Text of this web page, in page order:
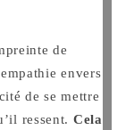
de
envers
de se mettre
ressent. Cela